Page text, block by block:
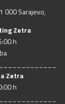
000 Sarajevo,
Zetra
h
Zetra
h